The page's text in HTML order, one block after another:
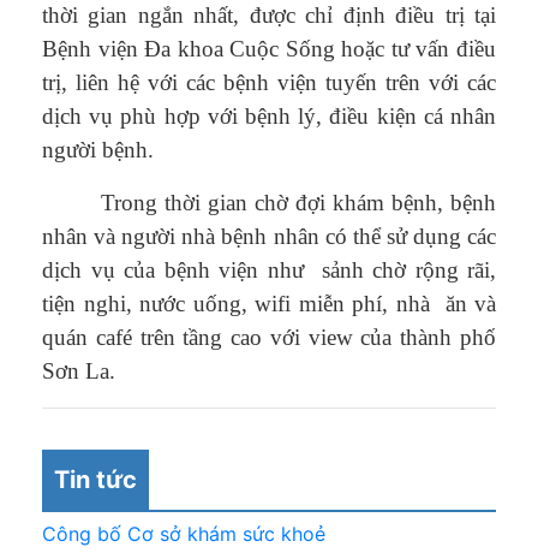
thời gian ngắn nhất, được chỉ định điều trị tại
Bệnh viện Đa khoa Cuộc Sống hoặc tư vấn điều
trị, liên hệ với các bệnh viện tuyến trên với các
dịch vụ phù hợp với bệnh lý, điều kiện cá nhân
người bệnh.
Trong thời gian chờ đợi khám bệnh, bệnh
nhân và người nhà bệnh nhân có thể sử dụng các
dịch vụ của bệnh viện như sảnh chờ rộng rãi,
tiện nghi, nước uống, wifi miễn phí, nhà ăn và
quán café trên tầng cao với view của thành phố
Sơn La.
Tin tức
Công bố Cơ sở khám sức khoẻ